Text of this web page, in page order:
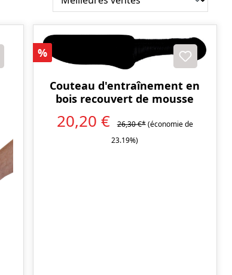
Réduction
%
Couteau d'entraînement en
bois recouvert de mousse
20,20 € 26,30 €*(économie de
23.19%)